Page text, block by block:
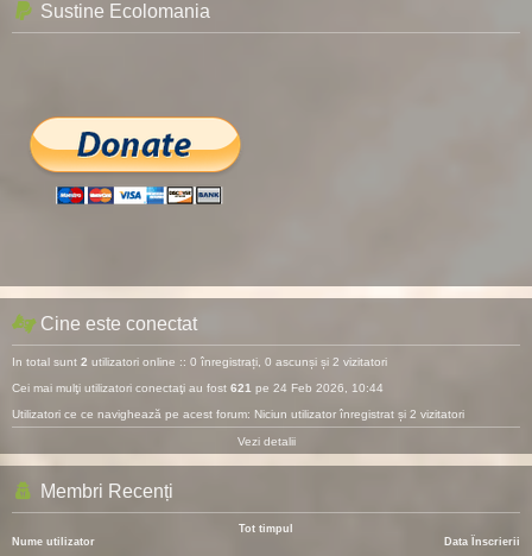
Sustine Ecolomania
Cine este conectat
In total sunt 2 utilizatori online :: 0 înregistrați, 0 ascunși și 2 vizitatori
Cei mai mulţi utilizatori conectaţi au fost 621 pe 24 Feb 2026, 10:44
Utilizatori ce ce navighează pe acest forum: Niciun utilizator înregistrat și 2 vizitatori
Vezi detalii
Membri Recenți
Tot timpul
Nume utilizator
Data Înscrierii